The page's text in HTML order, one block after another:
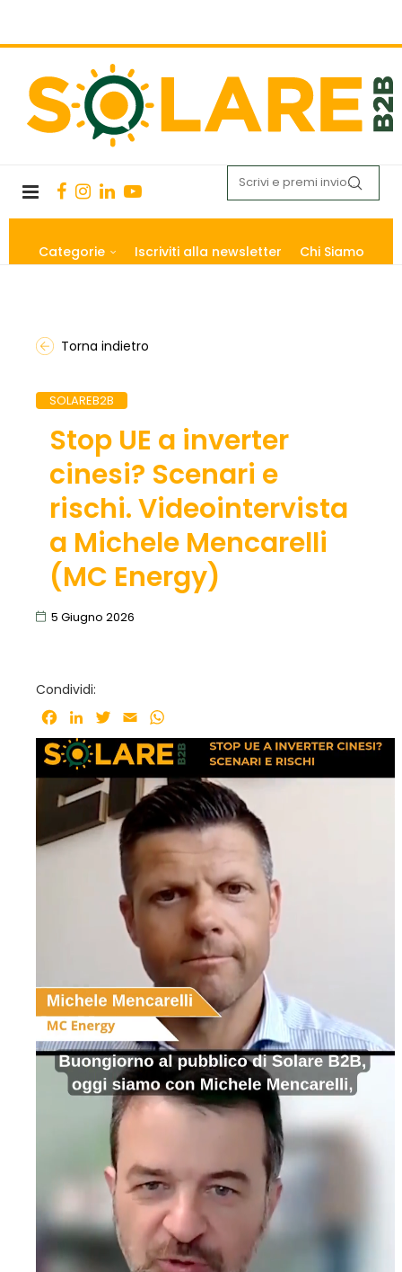
Categorie Iscriviti alla newsletter Chi Siamo
Torna indietro
SOLAREB2B
Stop UE a inverter
cinesi? Scenari e
rischi. Videointervista
a Michele Mencarelli
(MC Energy)
5 Giugno 2026
Condividi:
Facebook
LinkedInTwitter
Email